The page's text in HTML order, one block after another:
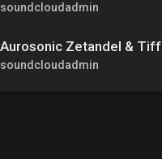
soundcloudadmin
soundcloudadmin